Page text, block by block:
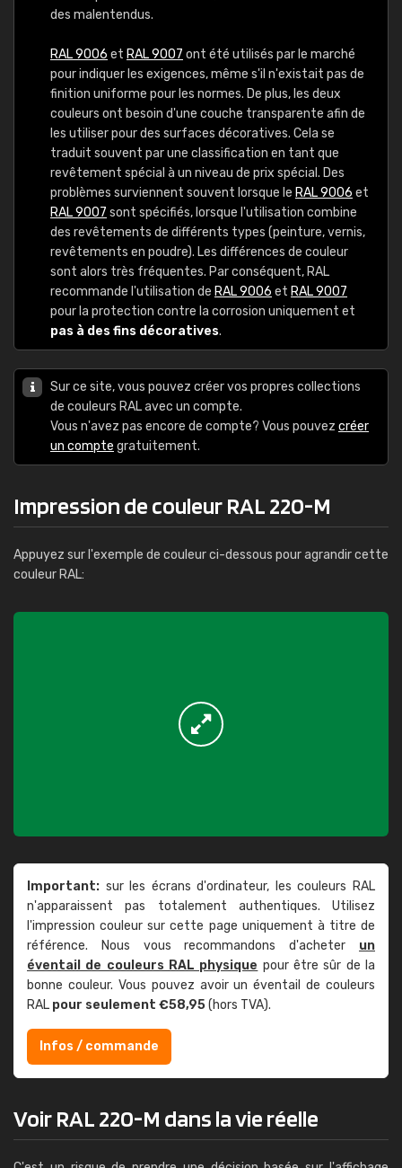
des malentendus.
RAL 9006 et RAL 9007 ont été utilisés par le marché
pour indiquer les exigences, même s'il n'existait pas de
finition uniforme pour les normes. De plus, les deux
couleurs ont besoin d'une couche transparente afin de
les utiliser pour des surfaces décoratives. Cela se
traduit souvent par une classification en tant que
revêtement spécial à un niveau de prix spécial. Des
problèmes surviennent souvent lorsque le RAL 9006 et
RAL 9007 sont spécifiés, lorsque l'utilisation combine
des revêtements de différents types (peinture, vernis,
revêtements en poudre). Les différences de couleur
sont alors très fréquentes. Par conséquent, RAL
recommande l'utilisation de RAL 9006 et RAL 9007
pour la protection contre la corrosion uniquement et
pas à des fins décoratives.
Sur ce site, vous pouvez créer vos propres collections
de couleurs RAL avec un compte.
Vous n'avez pas encore de compte? Vous pouvez créer
un compte gratuitement.
Impression de couleur RAL 220-M
Appuyez sur l'exemple de couleur ci-dessous pour agrandir cette
couleur RAL:
Important: sur les écrans d'ordinateur, les couleurs RAL
n'apparaissent pas totalement authentiques. Utilisez
l'impression couleur sur cette page uniquement à titre de
référence. Nous vous recommandons d'acheter un
éventail de couleurs RAL physique pour être sûr de la
bonne couleur. Vous pouvez avoir un éventail de couleurs
RAL pour seulement €58,95(hors TVA).
Infos / commande
Voir RAL 220-M dans la vie réelle